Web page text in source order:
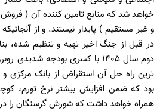
خواهد شد که منابع تامین کننده آن (
در قبل از جنگ اخیر تهیه و تنظیم شده،
دوم سال 1405 با کسری بودجه
ترین راه حل آن استقراض از بانک مرکزی
بود که ضمن افزایش بیشتر نرخ تورم،
همراه خواهد داشت که شورش گرسنگان را